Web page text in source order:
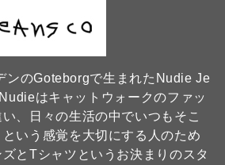
ンのGoteborgで生まれたNudie Je
はキャットウォークのファッ
、日々の生活の中でいつもそこ
いう感覚を大切にする人のため
とTシャツというお決まりのスタ